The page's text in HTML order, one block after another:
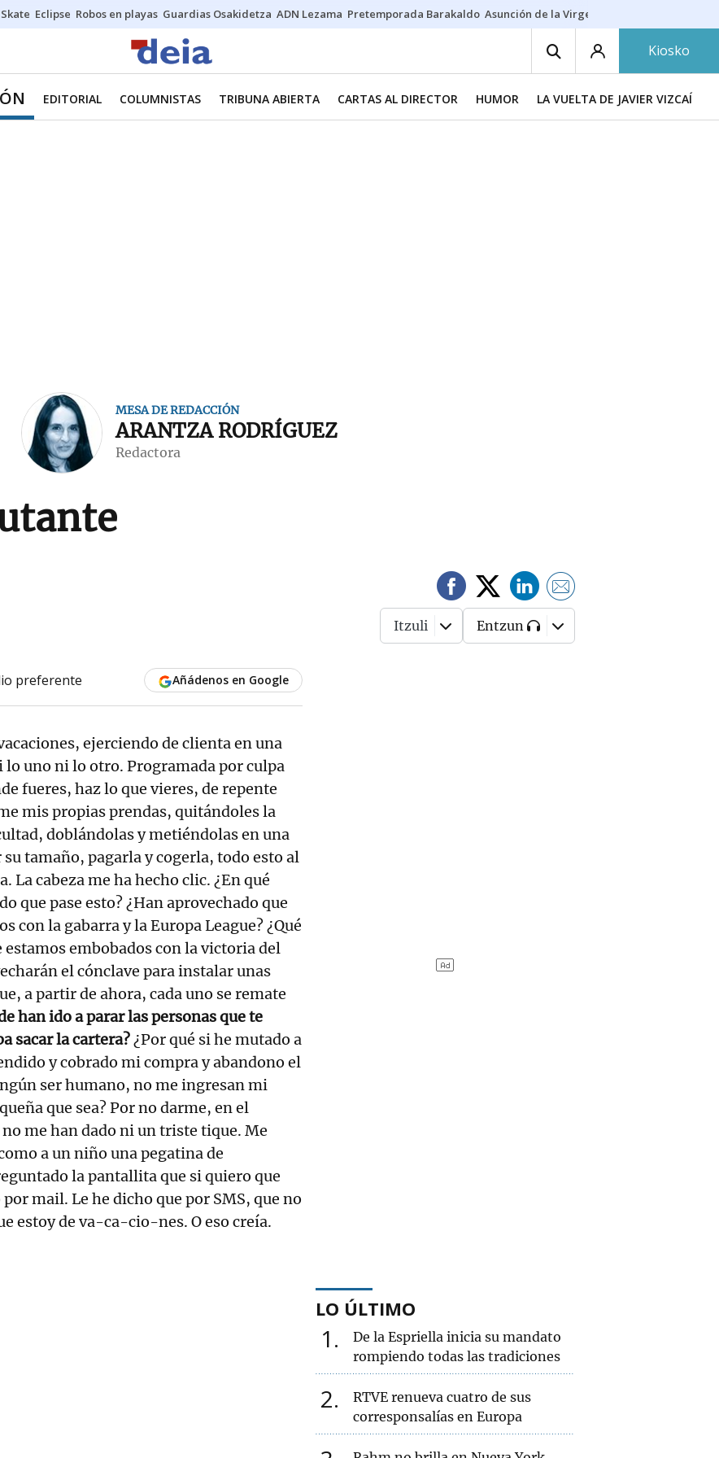
Skate Eclipse Robos en playas Guardias Osakidetza ADN Lezama Pretemporada Barakaldo Asunción de la Virgen
Kiosko
EDITORIAL COLUMNISTAS TRIBUNA ABIERTA CARTAS AL DIRECTOR HUMOR LA VUELTA DE JAVIER VIZCAÍNO
MESA DE REDACCIÓN
ARANTZA RODRÍGUEZ
Redactora
Itzuli Entzun
preferente Añádenos en Google
ejerciendo de clienta en una
lo uno ni lo otro. Programada por culpa
fueres, haz lo que vieres, de repente
mis propias prendas, quitándoles la
doblándolas y metiéndolas en una
tamaño, pagarla y cogerla, todo esto al
La cabeza me ha hecho clic. ¿En qué
que pase esto? ¿Han aprovechado que
con la gabarra y la Europa League? ¿Qué
embobados con la victoria del
el cónclave para instalar unas
a partir de ahora, cada uno se remate
han ido a parar las personas que te
sacar la cartera?¿Por qué si he mutado a
y cobrado mi compra y abandono el
ser humano, no me ingresan mi
que sea? Por no darme, en el
me han dado ni un triste tique. Me
a un niño una pegatina de
la pantallita que si quiero que
mail. Le he dicho que por SMS, que no
estoy de va-ca-cio-nes. O eso creía.
LO ÚLTIMO
1
De la Espriella inicia su mandato
rompiendo todas las tradiciones
2
RTVE renueva cuatro de sus
corresponsalías en Europa